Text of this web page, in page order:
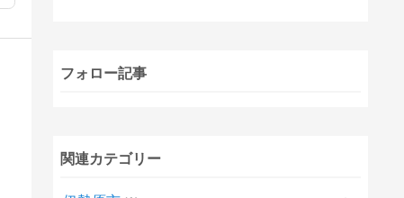
フォロー記事
関連カテゴリー